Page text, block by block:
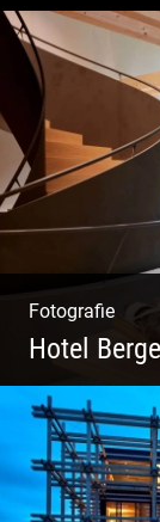
Fotografie
Hotel
Zweites
Tölz